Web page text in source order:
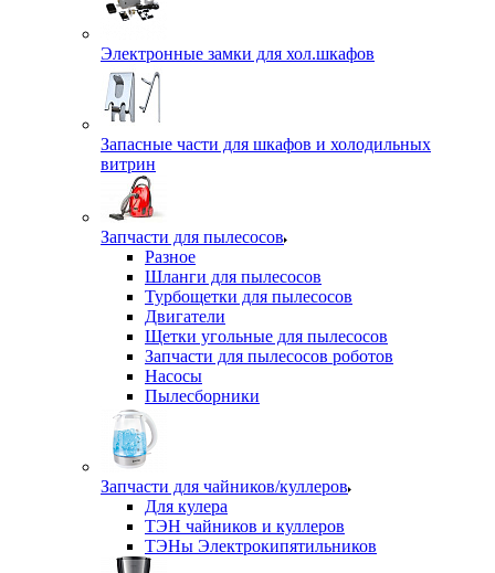
Электронные замки для хол.шкафов
Запасные части для шкафов и холодильных
витрин
Запчасти для пылесосов
Разное
Шланги для пылесосов
Турбощетки для пылесосов
Двигатели
Щетки угольные для пылесосов
Запчасти для пылесосов роботов
Насосы
Пылесборники
Запчасти для чайников/куллеров
Для кулера
ТЭН чайников и куллеров
ТЭНы Электрокипятильников